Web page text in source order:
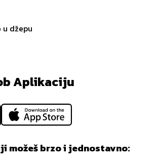
u džepu
Aplikaciju
možeš brzo i jednostavno: